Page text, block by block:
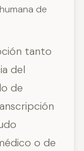
de
tanto
del
de
o de